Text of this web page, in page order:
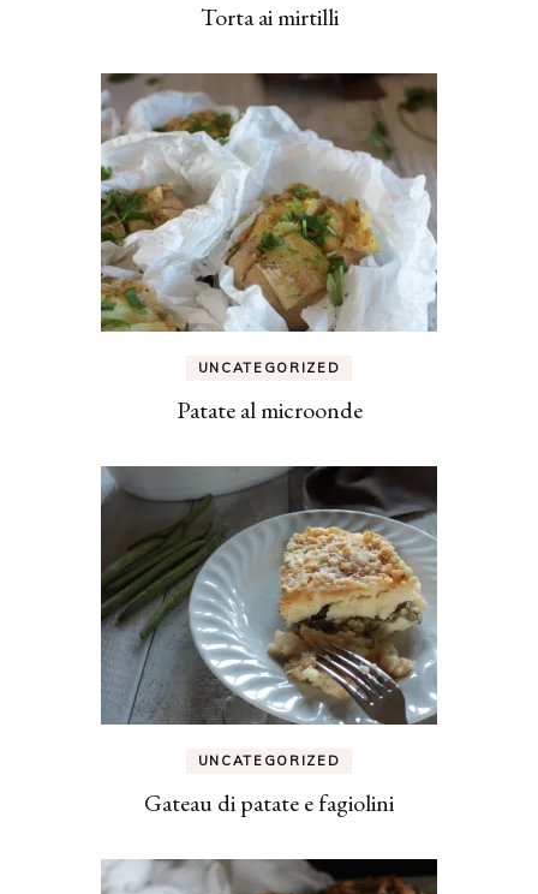
Torta ai mirtilli
UNCATEGORIZED
Patate al microonde
UNCATEGORIZED
Gateau di patate e fagiolini